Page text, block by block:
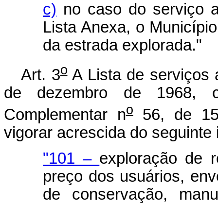
c) no caso do serviço
Lista Anexa, o
da estrada explorada."
Art. 3oA Lista de serviços
de dezembro de 1968,
Complementar no56, de 15
vigorar acrescida do seguinte
"101 – exploração de
preço dos usuários,
de conservação,